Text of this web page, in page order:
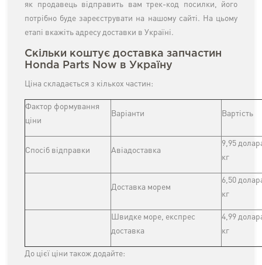
як продавець відправить вам трек-код посилки, його
потрібно буде зареєструвати на нашому сайті. На цьому
етапі вкажіть адресу доставки в Україні.
Скільки коштує доставка запчастин
Honda Parts Now в Україну
Ціна складається з кількох частин:
Фактор формування
ціни
Варіанти Вартість
Спосіб відправки Авіадоставка
9,95
кг
Доставка морем
6,50
кг
Швидке море, експрес
доставка
4,99
кг
До цієї ціни також додайте: